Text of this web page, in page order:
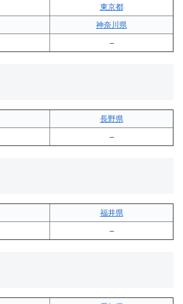
東京都
神奈川県
–
長野県
–
福井県
–